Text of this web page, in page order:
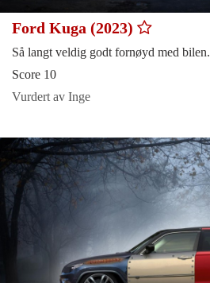
Ford Kuga (2023)
Så langt veldig godt fornøyd med bilen.
Score 10
Vurdert av Inge